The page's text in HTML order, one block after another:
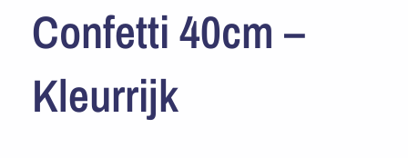
Confetti 40cm –
Kleurrijk